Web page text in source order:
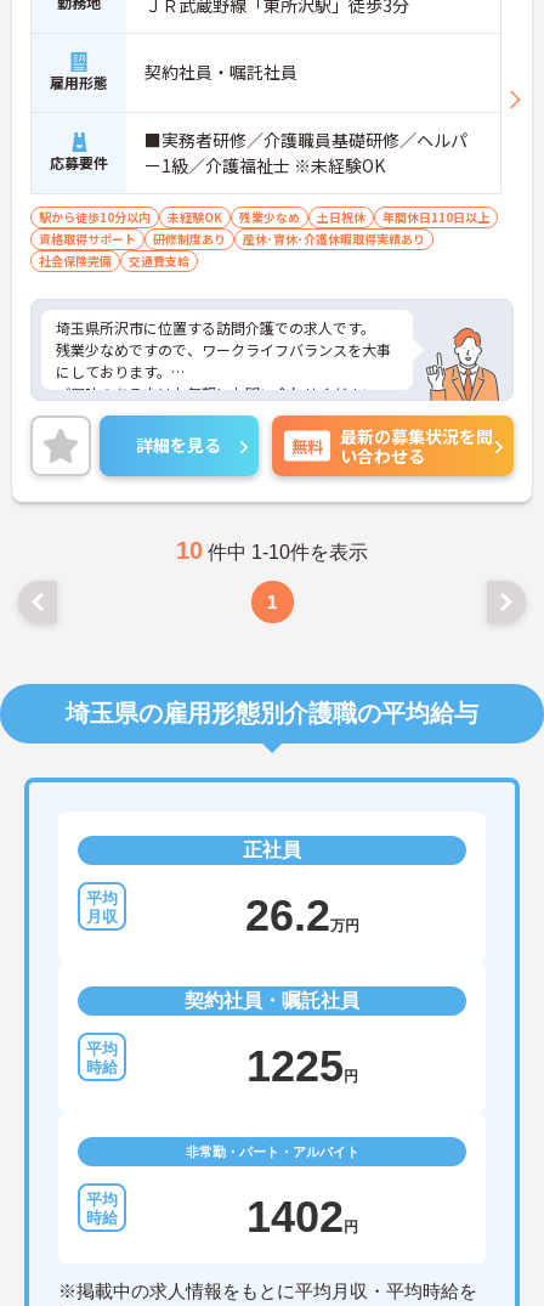
ＪＲ武蔵野線「東所沢駅」徒歩3分
雇用形態 契約社員・嘱託社員
応募要件
■実務者研修／介護職員基礎研修／ヘルパ
ー1級／介護福祉士 ※未経験OK
駅から徒歩10分以内 未経験OK 残業少なめ 土日祝休
年間休日110日以上
資格取得サポート
研修制度あり
産休･育休･介護休暇取得実績あり
社会保険完備
交通費支給
埼玉県所沢市に位置する訪問介護での求人です。
残業少なめですので、ワークライフバランスを大事
にしております。
ご興味のある方はお気軽にお問い合わせください。
詳細を見る 無料
最新の募集状況を問
い合わせる
10 件中 1-10件を表示
1
埼玉県の雇用形態別介護職の平均給与
正社員
26.2万円
契約社員・嘱託社員
1225 円
非常勤・パート・アルバイト
1402 円
※掲載中の求人情報をもとに平均月収・平均時給を